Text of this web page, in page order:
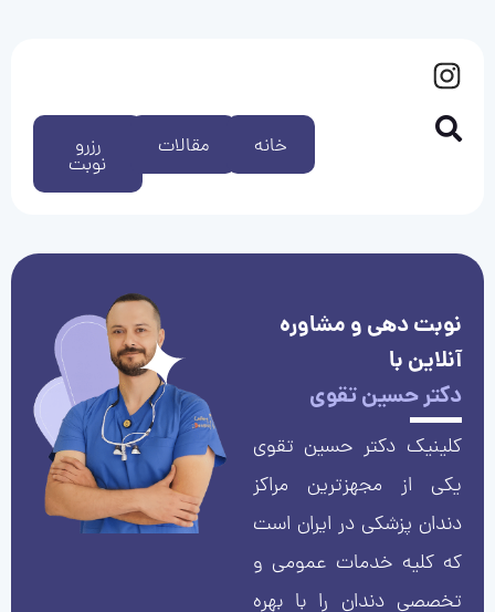
رزرو
نوبت
مقالات خانه
نوبت دهی و مشاوره
آنلاین با
دکتر حسین تقوی
کلینیک دکتر حسین تقوی
یکی از مجهزترین مراکز
دندان پزشکی در ایران است
که کلیه خدمات عمومی و
تخصصی دندان را با بهره